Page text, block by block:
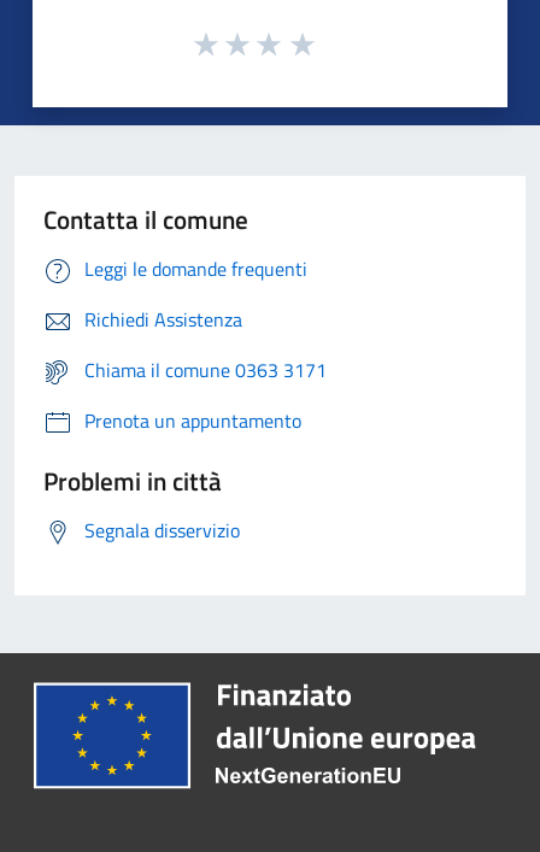
Contatta il comune
Leggi le domande frequenti
Richiedi Assistenza
Chiama il comune 0363 3171
Prenota un appuntamento
Problemi in città
Segnala disservizio